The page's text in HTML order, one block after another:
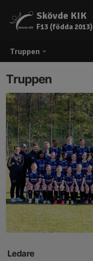
Truppen
Skövde KIK
F13 (födda 2013)
Truppen
Ledare